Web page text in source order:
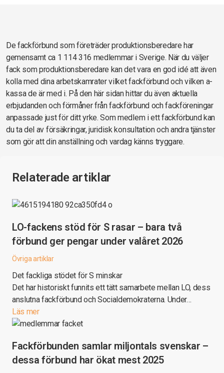
De fackförbund som företräder produktionsberedare har
gemensamt ca 1 114 316 medlemmar i Sverige. När du väljer
fack som produktionsberedare kan det vara en god idé att även
kolla med dina arbetskamrater vilket fackförbund och vilken a-
kassa de är med i. På den här sidan hittar du även aktuella
erbjudanden och förmåner från fackförbund och fackföreningar
anpassade just för ditt yrke. Som medlem i ett fackförbund kan
du ta del av försäkringar, juridisk konsultation och andra tjänster
som gör att din anställning och vardag känns tryggare.
Relaterade artiklar
LO-fackens stöd för S rasar – bara två
förbund ger pengar under valåret 2026
Övriga artiklar
Det fackliga stödet för S minskar
Det har historiskt funnits ett tätt samarbete mellan LO, dess
anslutna fackförbund och Socialdemokraterna. Under…
Läs mer
Fackförbunden samlar miljontals svenskar –
dessa förbund har ökat mest 2025